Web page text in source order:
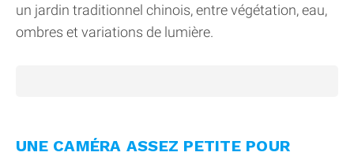
un jardin traditionnel chinois, entre végétation, eau,
ombres et variations de lumière.
UNE CAMÉRA ASSEZ PETITE POUR